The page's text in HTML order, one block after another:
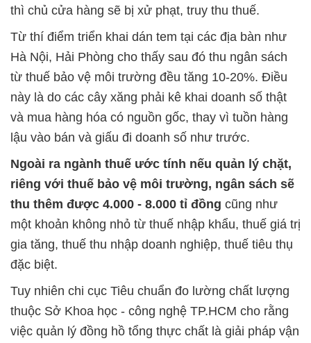
thì chủ cửa hàng sẽ bị xử phạt, truy thu thuế.
Từ thí điểm triển khai dán tem tại các địa bàn như
Hà Nội, Hải Phòng cho thấy sau đó thu ngân sách
từ thuế bảo vệ môi trường đều tăng 10-20%. Điều
này là do các cây xăng phải kê khai doanh số thật
và mua hàng hóa có nguồn gốc, thay vì tuồn hàng
lậu vào bán và giấu đi doanh số như trước.
Ngoài ra ngành thuế ước tính nếu quản lý chặt,
riêng với thuế bảo vệ môi trường, ngân sách sẽ
thu thêm được 4.000 - 8.000 tỉ đồng cũng như
một khoản không nhỏ từ thuế nhập khẩu, thuế giá trị
gia tăng, thuế thu nhập doanh nghiệp, thuế tiêu thụ
đặc biệt.
Tuy nhiên chi cục Tiêu chuẩn đo lường chất lượng
thuộc Sở Khoa học - công nghệ TP.HCM cho rằng
việc quản lý đồng hồ tổng thực chất là giải pháp vận